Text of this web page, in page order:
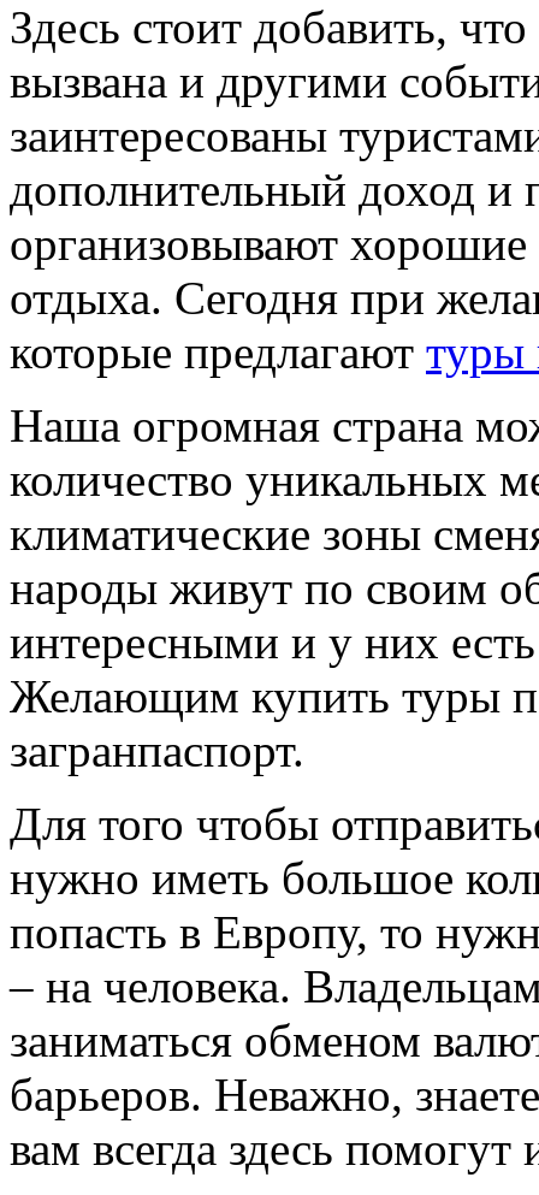
Здесь стоит добавить,
вызвана и другими
заинтересованы
дополнительный доход и
организовывают хорошие
отдыха. Сегодня при
которые предлагают туры
Наша огромная страна
количество уникальных
климатические зоны
народы живут по своим
интересными и у них
Желающим купить туры
загранпаспорт.
Для того чтобы
нужно иметь большое
попасть в Европу, то
– на человека.
заниматься обменом
барьеров. Неважно,
вам всегда здесь помогут